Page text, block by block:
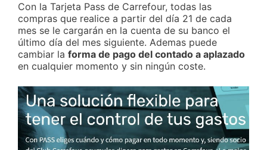
Con la Tarjeta Pass de Carrefour, todas las
compras que realice a partir del día 21 de cada
mes se le cargarán en la cuenta de su banco el
último día del mes siguiente. Ademas puede
cambiar la forma de pago del contado a aplazado
en cualquier momento y sin ningún coste.